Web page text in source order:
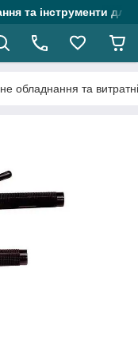
та інструменти для
обладнання та